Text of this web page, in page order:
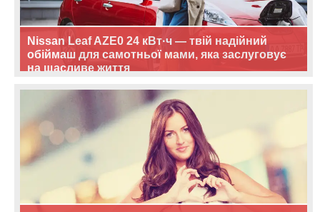
Nissan Leaf AZE0 24 кВт·ч — твій надійний
обіймаш для самотньої мами, яка заслуговує
на щасливе життя